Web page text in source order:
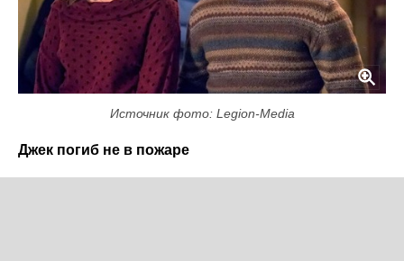
Источник фото: Legion-Media
Джек погиб не в пожаре